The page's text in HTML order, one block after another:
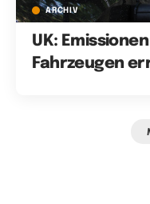
ARCHIV
UK:
Fahrzeugen